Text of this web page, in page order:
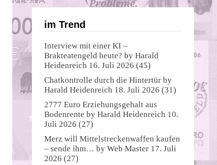
im Trend
Interview mit einer KI –
Brakteatengeld heute? by Harald
Heidenreich 16. Juli 2026 (45)
Chatkontrolle durch die Hintertür by
Harald Heidenreich 18. Juli 2026 (31)
2777 Euro Erziehungsgehalt aus
Bodenrente by Harald Heidenreich 10.
Juli 2026 (27)
Merz will Mittelstreckenwaffen kaufen
– sende ihm… by Web Master 17. Juli
2026 (27)